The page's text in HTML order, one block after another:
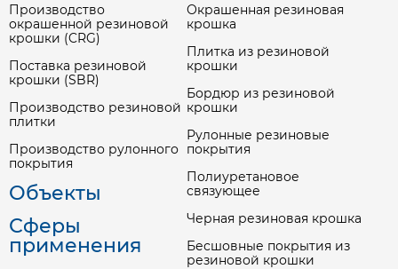
Производство
окрашенной резиновой
крошки (CRG)
Поставка резиновой
крошки (SBR)
Производство резиновой
плитки
Производство рулонного
покрытия
Объекты
Сферы
применения
Окрашенная резиновая
крошка
Плитка из резиновой
крошки
Бордюр из резиновой
крошки
Рулонные резиновые
покрытия
Полиуретановое
связующее
Черная резиновая крошка
Бесшовные покрытия из
резиновой крошки